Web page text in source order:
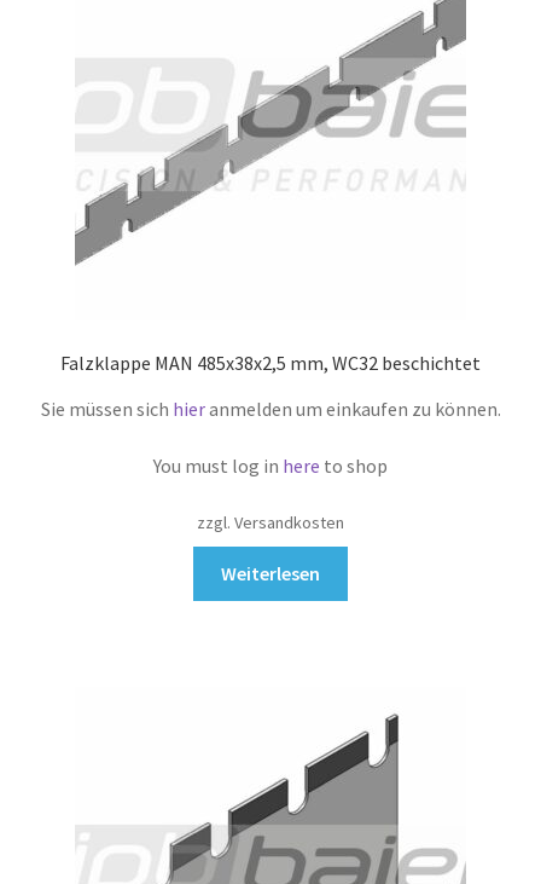
Falzklappe MAN 485x38x2,5 mm, WC32 beschichtet
Sie müssen sich hieranmelden um einkaufen zu können.
You must log in here to shop
zzgl. Versandkosten
Weiterlesen